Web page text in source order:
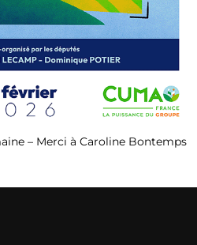
– Merci à Caroline Bontemps